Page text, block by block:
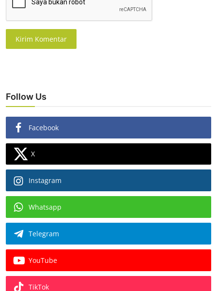
Kirim Komentar
Follow Us
Facebook
X
Instagram
Whatsapp
Telegram
YouTube
TikTok